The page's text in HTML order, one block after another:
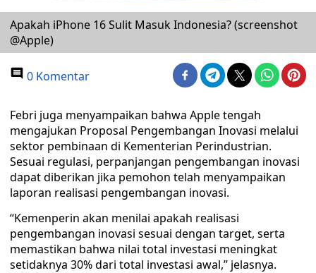
Apakah iPhone 16 Sulit Masuk Indonesia? (screenshot
@Apple)
0 Komentar
Febri juga menyampaikan bahwa Apple tengah
mengajukan Proposal Pengembangan Inovasi melalui
sektor pembinaan di Kementerian Perindustrian.
Sesuai regulasi, perpanjangan pengembangan inovasi
dapat diberikan jika pemohon telah menyampaikan
laporan realisasi pengembangan inovasi.
“Kemenperin akan menilai apakah realisasi
pengembangan inovasi sesuai dengan target, serta
memastikan bahwa nilai total investasi meningkat
setidaknya 30% dari total investasi awal,” jelasnya.